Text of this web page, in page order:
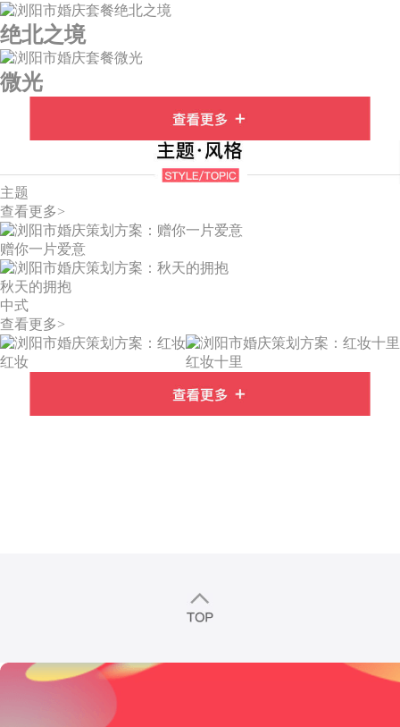
绝北之境
微光
主题
查看更多>
赠你一片爱意
秋天的拥抱
中式
查看更多>
红妆 红妆十里